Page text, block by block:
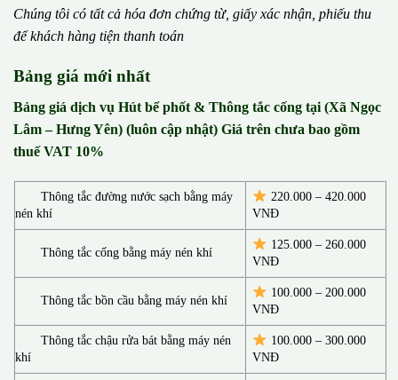
Chúng tôi có tất cả hóa đơn chứng từ, giấy xác nhận, phiếu thu
đểkhách hàng tiện thanh toán
Bảng giá mới nhất
Bảng giá dịch vụ Hút bể phốt & Thông tắc cống tại (Xã Ngọc
Lâm – Hưng Yên) (luôn cập nhật) Giá trên chưa bao gồm
thuế VAT 10%
Thông tắc đường nước sạch bằng máy
nén khí
220.000 – 420.000
VNĐ
Thông tắc cống bằng máy nén khí
125.000 – 260.000
VNĐ
Thông tắc bồn cầu bằng máy nén khí
100.000 – 200.000
VNĐ
Thông tắc chậu rửa bát bằng máy nén
khí
100.000 – 300.000
VNĐ